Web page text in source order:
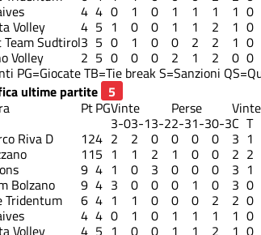
4 4 0 1 0 1 1 1 1 0
Volley 4 5 1 0 0 1 1 2 1 0
Team Sudtirol3 5 0 1 0 0 2 2 1 0
Volley 2 5 0 0 0 2 1 2 0 0
PG=GiocateTB=Tie breakS=Sanzioni
ultime partite
PtPGVinte Perse Vinte
3-03-13-22-31-30-3C T
Riva D 124 2 2 0 0 0 0 3 1
115 1 1 2 1 0 0 2 2
9 4 1 0 3 0 0 0 3 1
Bolzano 9 4 3 0 0 0 1 0 3 0
Tridentum 6 4 1 1 0 0 0 2 2 0
4 4 0 1 0 1 1 1 1 0
Volley 4 5 1 0 0 1 1 2 1 0